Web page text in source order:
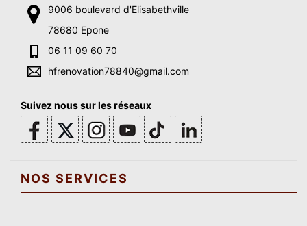
9006 boulevard d'Elisabethville
78680 Epone
06 11 09 60 70
hfrenovation78840@gmail.com
Suivez nous sur les réseaux
NOS SERVICES